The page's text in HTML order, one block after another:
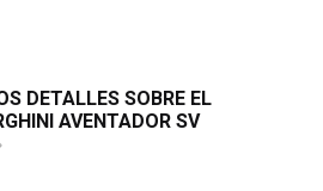
DETALLES SOBRE EL
AVENTADOR SV